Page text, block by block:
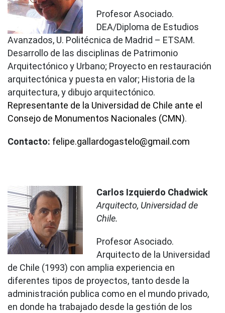
Profesor Asociado.
DEA/Diploma de Estudios
Avanzados, U. Politécnica de Madrid – ETSAM.
Desarrollo de las disciplinas de Patrimonio
Arquitectónico y Urbano; Proyecto en restauración
arquitectónica y puesta en valor; Historia de la
arquitectura, y dibujo arquitectónico.
Representante de la Universidad de Chile ante el
Consejo de Monumentos Nacionales (CMN).
Contacto: felipe.gallardogastelo@gmail.com
Carlos Izquierdo Chadwick
Arquitecto, Universidad de
Chile.
Profesor Asociado.
Arquitecto de la Universidad
de Chile (1993) con amplia experiencia en
diferentes tipos de proyectos, tanto desde la
administración publica como en el mundo privado,
en donde ha trabajado desde la gestión de los